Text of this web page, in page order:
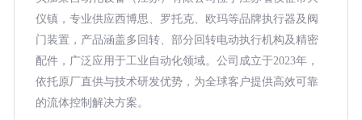
仪镇，专业供应西博思、罗托克、欧玛等品牌执行器及阀
门装置，产品涵盖多回转、部分回转电动执行机构及精密
配件，广泛应用于工业自动化领域。公司成立于2023年，
依托原厂直供与技术研发优势，为全球客户提供高效可靠
的流体控制解决方案。